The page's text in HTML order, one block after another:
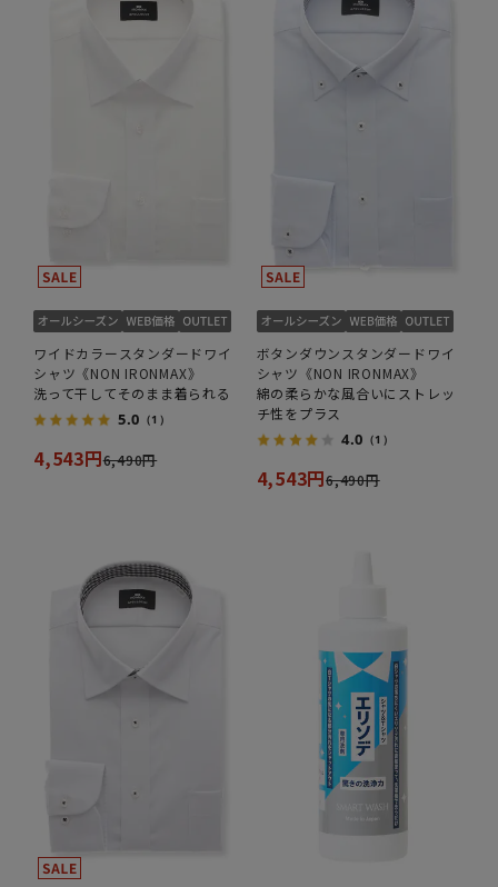
ワイドカラースタンダードワイ
シャツ《NON IRONMAX》
洗って干してそのまま着られる
5.0 （1）
4,543円6,490円
ボタンダウンスタンダードワイ
シャツ《NON IRONMAX》
綿の柔らかな風合いにストレッ
チ性をプラス
4.0 （1）
4,543円6,490円